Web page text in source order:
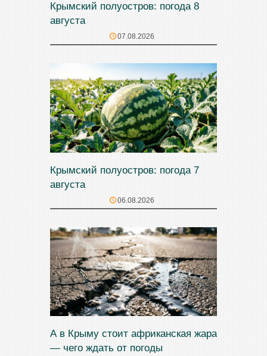
Крымский полуостров: погода 8
августа
07.08.2026
Крымский полуостров: погода 7
августа
06.08.2026
А в Крыму стоит африканская жара
— чего ждать от погоды